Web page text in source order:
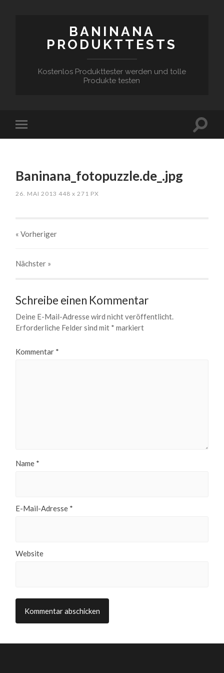
BANINANA
PRODUKTTESTS
Kostenlos Produkttester werden und tolle
Produkte testen
Baninana_fotopuzzle.de_.jpg
26. MAI 2013 448x 271 PX
« Vorheriger
Nächster »
Schreibe einen Kommentar
Deine E-Mail-Adresse wird nicht veröffentlicht.
Erforderliche Felder sind mit * markiert
Kommentar *
Name *
E-Mail-Adresse *
Website